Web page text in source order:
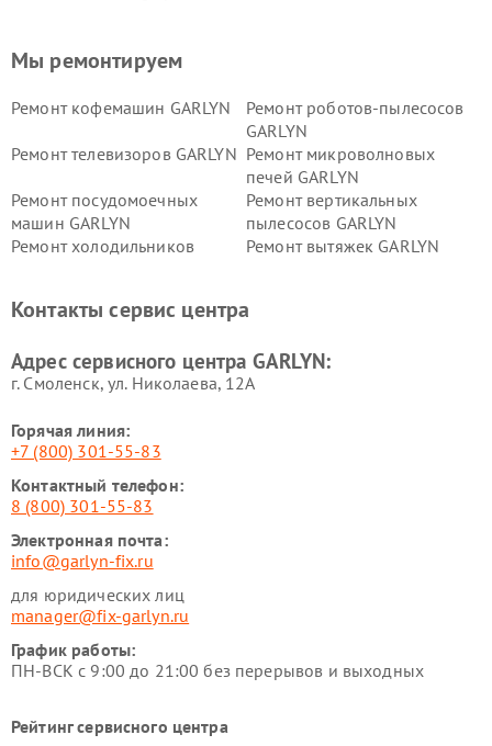
Мы ремонтируем
Ремонт кофемашин GARLYN
Ремонт роботов-пылесосов
GARLYN
Ремонт телевизоров GARLYN Ремонт микроволновых
печей GARLYN
Ремонт посудомоечных
машин GARLYN
Ремонт вертикальных
пылесосов GARLYN
Ремонт холодильников
Ремонт вытяжек GARLYN
стеклоочистителей GARLYN
GARLYN
GARLYN
Контакты сервис центра
Адрес сервисного центра GARLYN:
г. Смоленск, ул. Николаева, 12А
Горячая линия:
+7 (800) 301-55-83
Контактный телефон:
8 (800) 301-55-83
Электронная почта:
info@garlyn-fix.ru
для юридических лиц
manager@fix-garlyn.ru
График работы:
ПН-ВСК с 9:00 до 21:00 без перерывов и выходных
Рейтинг сервисного центра